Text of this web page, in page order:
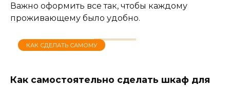
Важно оформить все так, чтобы каждому
проживающему было удобно.
КАК СДЕЛАТЬ САМОМУ
Как самостоятельно сделать шкаф для